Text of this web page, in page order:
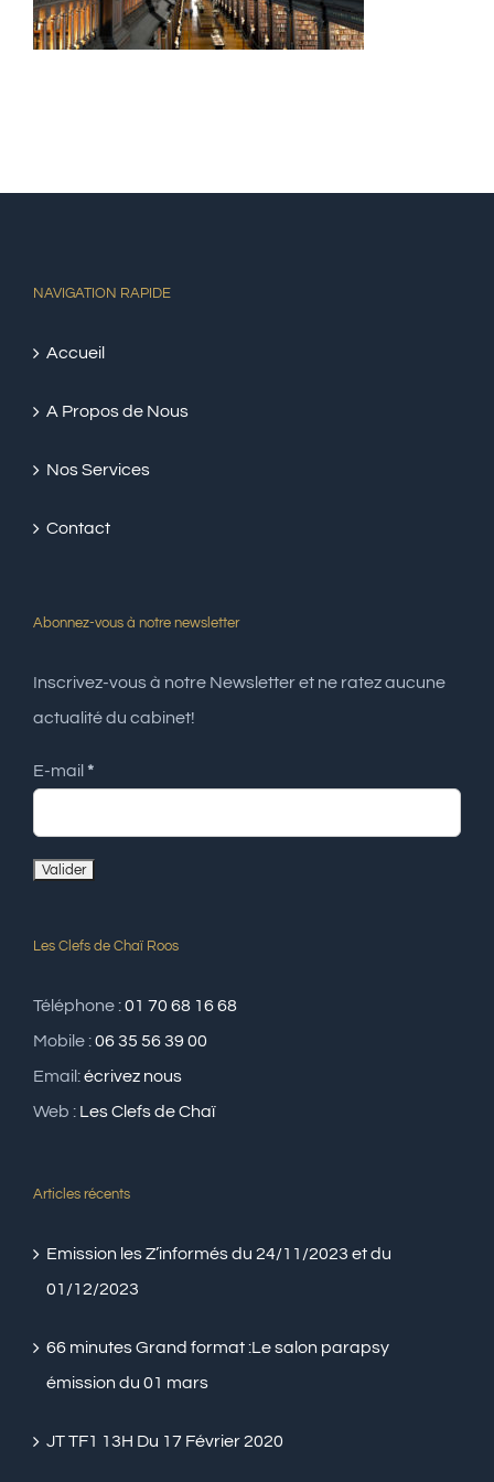
NAVIGATION RAPIDE
Accueil
A Propos de Nous
Nos Services
Contact
Abonnez-vous à notre newsletter
Inscrivez-vous à notre Newsletter et ne ratez aucune
actualité du cabinet!
E-mail *
Les Clefs de Chaï Roos
Téléphone :01 70 68 16 68
Mobile :06 35 56 39 00
Email:écrivez nous
Web : Les Clefs de Chaï
Articles récents
Emission les Z’informés du 24/11/2023 et du
01/12/2023
66 minutes Grand format :Le salon parapsy
émission du 01 mars
JT TF1 13H Du 17 Février 2020